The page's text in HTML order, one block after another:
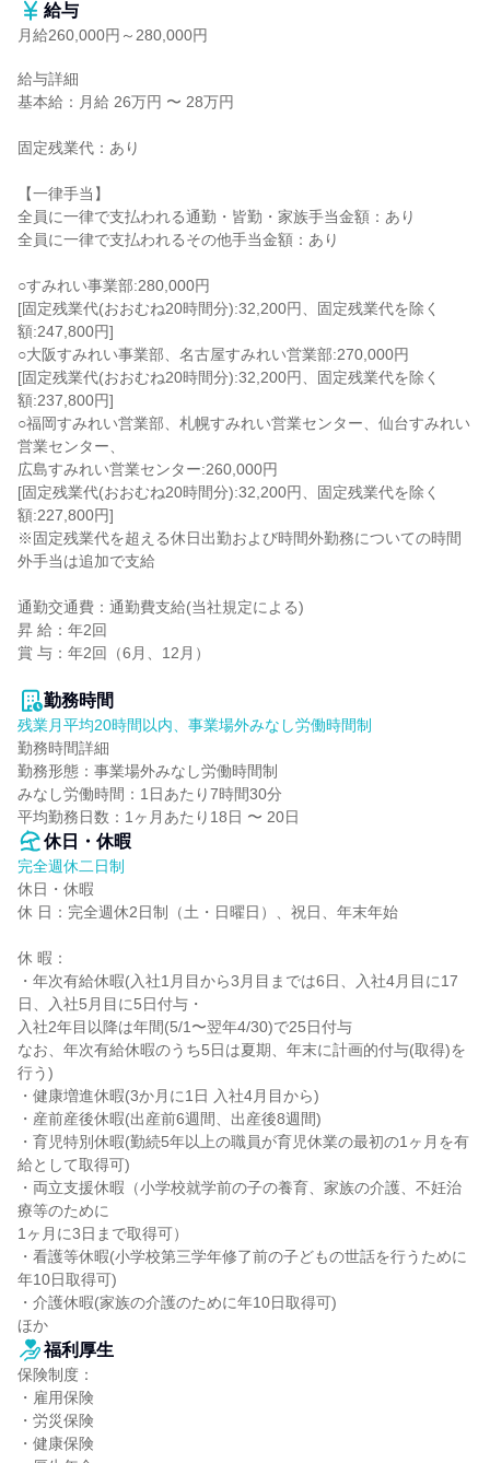
給与
月給260,000円～280,000円
給与詳細
基本給：月給 26万円 〜 28万円
固定残業代：あり
【一律手当】
全員に一律で支払われる通勤・皆勤・家族手当金額：あり
全員に一律で支払われるその他手当金額：あり
○すみれい事業部:280,000円
[固定残業代(おおむね20時間分):32,200円、固定残業代を除く
額:247,800円]
○大阪すみれい事業部、名古屋すみれい営業部:270,000円
[固定残業代(おおむね20時間分):32,200円、固定残業代を除く
額:237,800円]
○福岡すみれい営業部、札幌すみれい営業センター、仙台すみれい
営業センター、
広島すみれい営業センター:260,000円
[固定残業代(おおむね20時間分):32,200円、固定残業代を除く
額:227,800円]
※固定残業代を超える休日出勤および時間外勤務についての時間
外手当は追加で支給
通勤交通費：通勤費支給(当社規定による)
昇 給：年2回
賞 与：年2回（6月、12月）
勤務時間
残業月平均20時間以内、事業場外みなし労働時間制
勤務時間詳細
勤務形態：事業場外みなし労働時間制
みなし労働時間：1日あたり7時間30分
平均勤務日数：1ヶ月あたり18日 〜 20日
休日・休暇
完全週休二日制
休日・休暇
休 日：完全週休2日制（土・日曜日）、祝日、年末年始
休 暇：
・年次有給休暇(入社1月目から3月目までは6日、入社4月目に17
日、入社5月目に5日付与・
入社2年目以降は年間(5/1〜翌年4/30)で25日付与
なお、年次有給休暇のうち5日は夏期、年末に計画的付与(取得)を
行う)
・健康増進休暇(3か月に1日 入社4月目から)
・産前産後休暇(出産前6週間、出産後8週間)
・育児特別休暇(勤続5年以上の職員が育児休業の最初の1ヶ月を有
給として取得可)
・両立支援休暇（小学校就学前の子の養育、家族の介護、不妊治
療等のために
1ヶ月に3日まで取得可）
・看護等休暇(小学校第三学年修了前の子どもの世話を行うために
年10日取得可)
・介護休暇(家族の介護のために年10日取得可)
ほか
福利厚生
保険制度：
・雇用保険
・労災保険
・健康保険